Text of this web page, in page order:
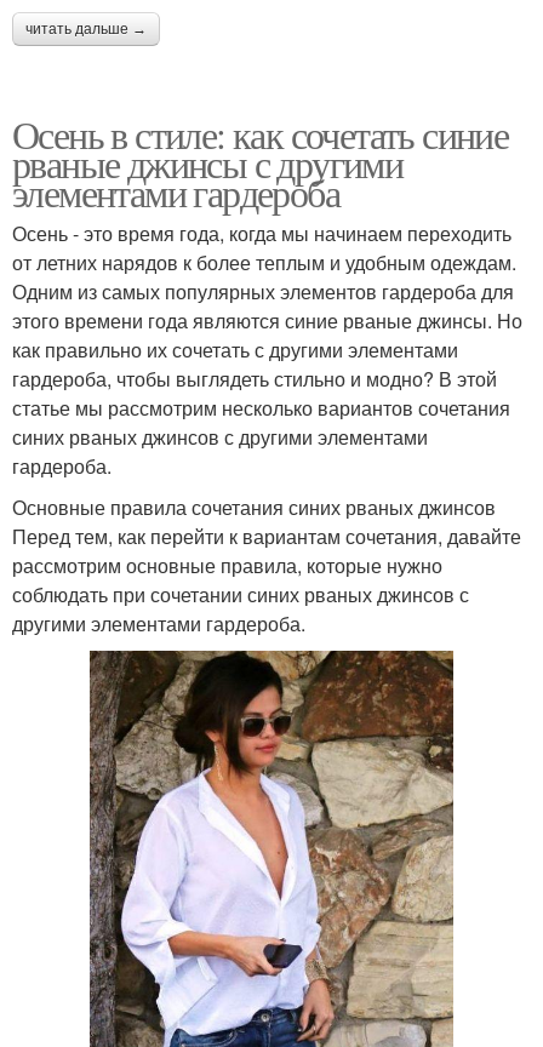
читать дальше →
Осень в стиле: как сочетать синие
рваные джинсы с другими
элементами гардероба
Осень - это время года, когда мы начинаем переходить
от летних нарядов к более теплым и удобным одеждам.
Одним из самых популярных элементов гардероба для
этого времени года являются синие рваные джинсы. Но
как правильно их сочетать с другими элементами
гардероба, чтобы выглядеть стильно и модно? В этой
статье мы рассмотрим несколько вариантов сочетания
синих рваных джинсов с другими элементами
гардероба.
Основные правила сочетания синих рваных джинсов
Перед тем, как перейти к вариантам сочетания, давайте
рассмотрим основные правила, которые нужно
соблюдать при сочетании синих рваных джинсов с
другими элементами гардероба.